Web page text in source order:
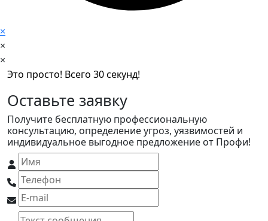
×
×
×
Это просто! Всего 30 секунд!
Оставьте заявку
Получите бесплатную профессиональную
консультацию, определение угроз, уязвимостей и
индивидуальное выгодное предложение от Профи!